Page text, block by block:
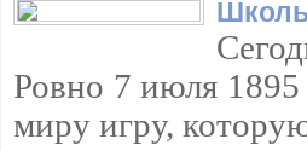
Ровно 7 июля
миру игру,